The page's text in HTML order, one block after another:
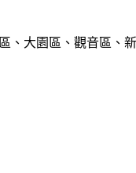
、大園區、觀音區、